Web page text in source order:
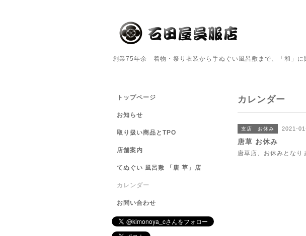
創業75年余 着物・祭り衣装から手ぬぐい風呂敷まで、「和」に
カレンダー
支店 お休み 2021-
唐草 お休み
唐草店、お休みとなり
トップページ
お知らせ
取り扱い商品とTPO
店舗案内
てぬぐい 風呂敷 「唐 草」店
カレンダー
お問い合わせ